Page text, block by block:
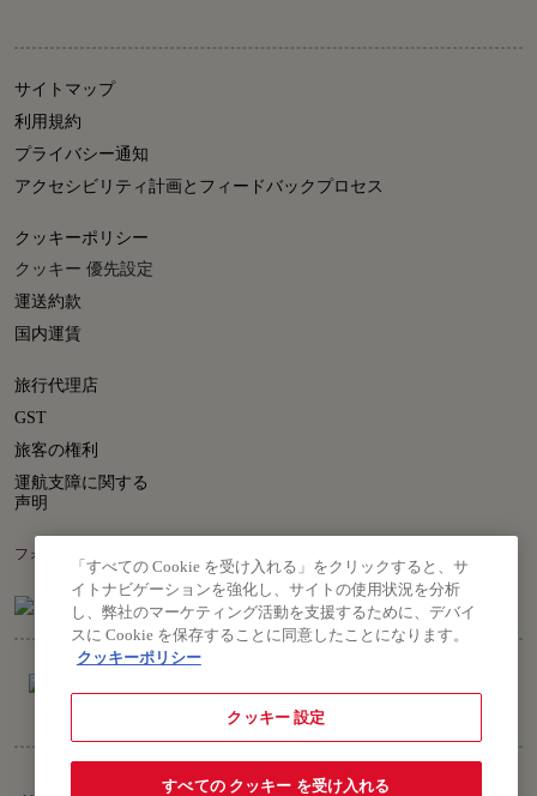
サイトマップ
利用規約
プライバシー通知
アクセシビリティ計画とフィードバックプロセス
クッキーポリシー
クッキー 優先設定
運送約款
国内運賃
旅行代理店
GST
旅客の権利
運航支障に関する
声明
フォローはこちら
著作権 © 2026 Air India Ltd.
「すべての Cookie を受け入れる」をクリックすると、サ
イトナビゲーションを強化し、サイトの使用状況を分析
し、弊社のマーケティング活動を支援するために、デバイ
スに Cookie を保存することに同意したことになります。
クッキーポリシー
クッキー 設定
すべての クッキー を受け入れる